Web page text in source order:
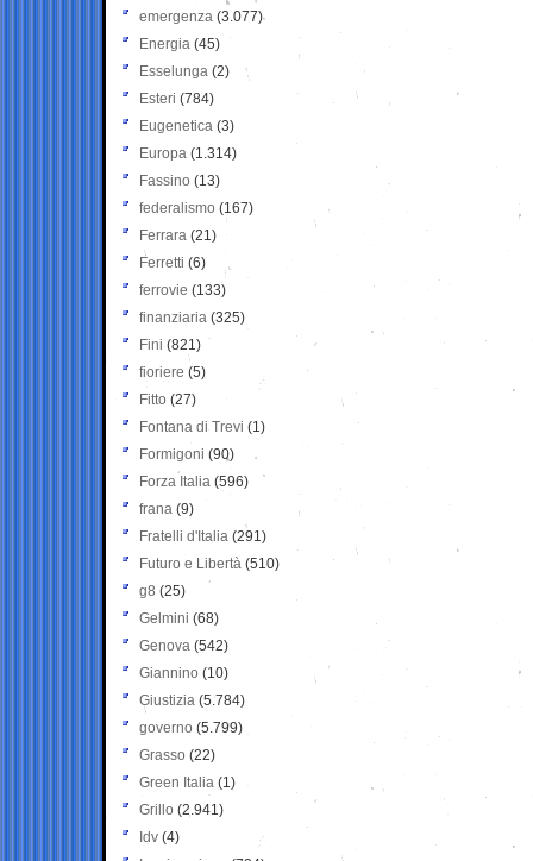
emergenza (3.077)
Energia (45)
Esselunga (2)
Esteri (784)
Eugenetica (3)
Europa (1.314)
Fassino (13)
federalismo (167)
Ferrara (21)
Ferretti (6)
ferrovie (133)
finanziaria (325)
Fini (821)
fioriere (5)
Fitto (27)
Fontana di Trevi (1)
Formigoni (90)
Forza Italia (596)
frana (9)
Fratelli d'Italia (291)
Futuro e Libertà (510)
g8 (25)
Gelmini (68)
Genova (542)
Giannino (10)
Giustizia (5.784)
governo (5.799)
Grasso (22)
Green Italia (1)
Grillo (2.941)
Idv (4)